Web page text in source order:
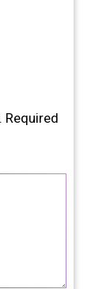
Required